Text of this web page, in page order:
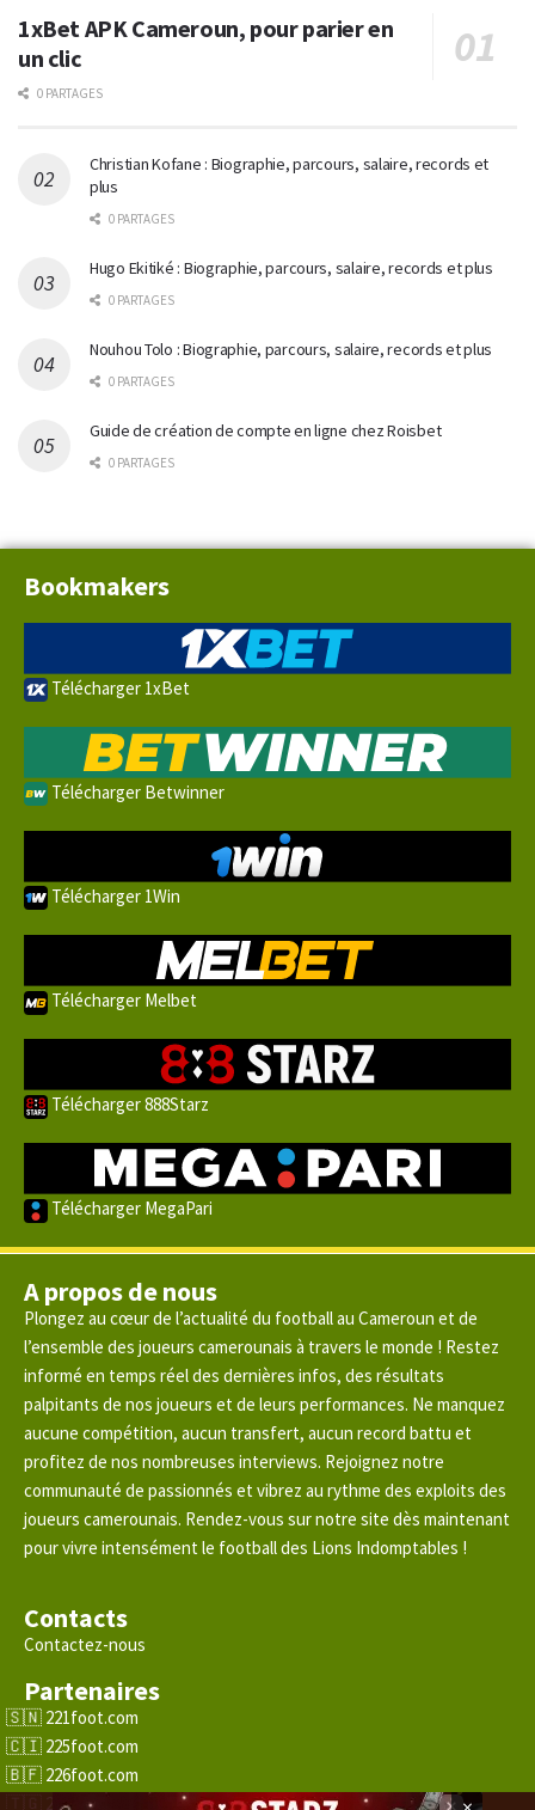
1xBet APK Cameroun, pour parier en
un clic
0 PARTAGES
Christian Kofane : Biographie, parcours, salaire, records et
plus
0 PARTAGES
Hugo Ekitiké : Biographie, parcours, salaire, records et plus
0 PARTAGES
Nouhou Tolo : Biographie, parcours, salaire, records et plus
0 PARTAGES
Guide de création de compte en ligne chez Roisbet
0 PARTAGES
Bookmakers
Télécharger 1xBet
Télécharger Betwinner
Télécharger 1Win
Télécharger Melbet
Télécharger 888Starz
Télécharger MegaPari
A propos de nous
Plongez au cœur de l’actualité du football au Cameroun et de
l’ensemble des joueurs camerounais à travers le monde ! Restez
informé en temps réel des dernières infos, des résultats
palpitants de nos joueurs et de leurs performances. Ne manquez
aucune compétition, aucun transfert, aucun record battu et
profitez de nos nombreuses interviews. Rejoignez notre
communauté de passionnés et vibrez au rythme des exploits des
joueurs camerounais. Rendez-vous sur notre site dès maintenant
pour vivre intensément le football des Lions Indomptables !
Contacts
Contactez-nous
Partenaires
221foot.com
225foot.com
226foot.com
228foot.com